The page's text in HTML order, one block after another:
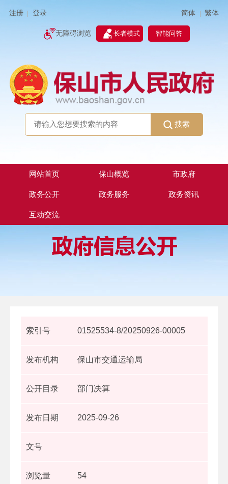
注册 登录 简体 | 繁体
无障碍浏览 长者模式 智能问答
搜索
网站首页 保山概览 市政府
政务公开 政务服务 政务资讯
互动交流
索引号 01525534-8/20250926-00005
发布机构 保山市交通运输局
公开目录 部门决算
发布日期 2025-09-26
文号
浏览量 54